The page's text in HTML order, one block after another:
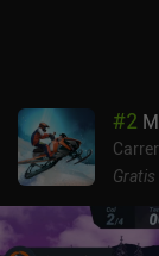
#2
Gratis